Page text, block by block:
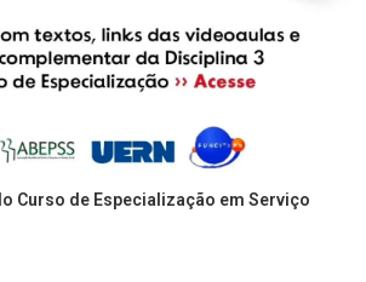
Curso de Especialização em Serviço